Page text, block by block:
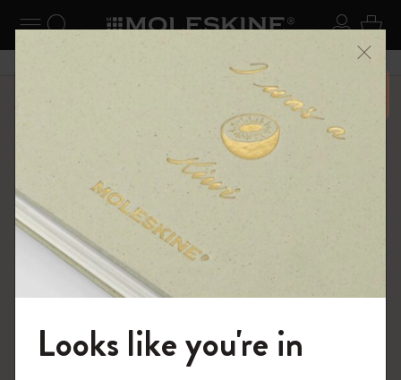
ナビゲーションの切替 ログ
検索 (キーワードなど) カ
6,500円以上のご購入で送料無料 メニ
ーを閉じる
ショップ プロコレクション
モレスキンの世界へようこそ
Looks like you're in